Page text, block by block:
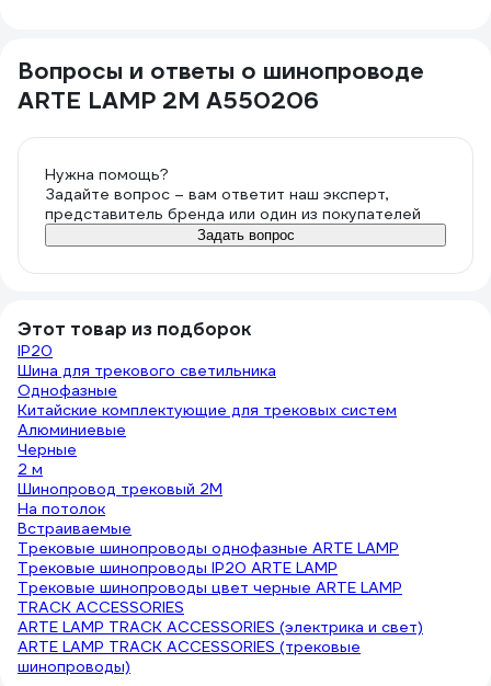
Вопросы и ответы о шинопроводе
ARTE LAMP 2M A550206
Нужна помощь?
Задайте вопрос – вам ответит наш эксперт,
представитель бренда или один из покупателей
Задать вопрос
Этот товар из подборок
IP20
Шина для трекового светильника
Однофазные
Китайские комплектующие для трековых систем
Алюминиевые
Черные
2 м
Шинопровод трековый 2М
На потолок
Встраиваемые
Трековые шинопроводы однофазные ARTE LAMP
Трековые шинопроводы IP20 ARTE LAMP
Трековые шинопроводы цвет черные ARTE LAMP
TRACK ACCESSORIES
ARTE LAMP TRACK ACCESSORIES (электрика и свет)
ARTE LAMP TRACK ACCESSORIES (трековые
шинопроводы)